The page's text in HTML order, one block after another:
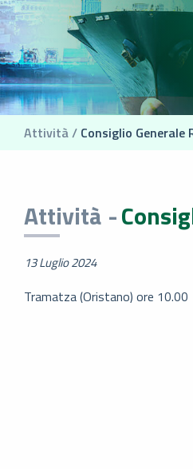
Attività / Consiglio Generale
Attività -
13 Luglio 2024
Tramatza (Oristano) ore 10.00